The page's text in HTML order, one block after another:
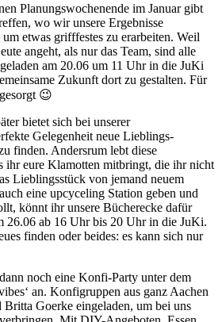
Planungswochenende im Januar gibt
wo wir unsere Ergebnisse
etwas grifffestes zu erarbeiten. Weil
angeht, als nur das Team, sind alle
am 20.06 um 11 Uhr in die JuKi
Zukunft dort zu gestalten. Für
😉
bietet sich bei unserer
Gelegenheit neue Lieblings-
finden. Andersrum lebt diese
ihr eure Klamotten mitbringt, die ihr nicht
Lieblingsstück von jemand neuem
eine upcyceling Station geben und
könnt ihr unsere Bücherecke dafür
26.06 ab 16 Uhr bis 20 Uhr in die JuKi.
finden oder beides: es kann sich nur
noch eine Konfi-Party unter dem
an. Konfigruppen aus ganz Aachen
Goerke eingeladen, um bei uns